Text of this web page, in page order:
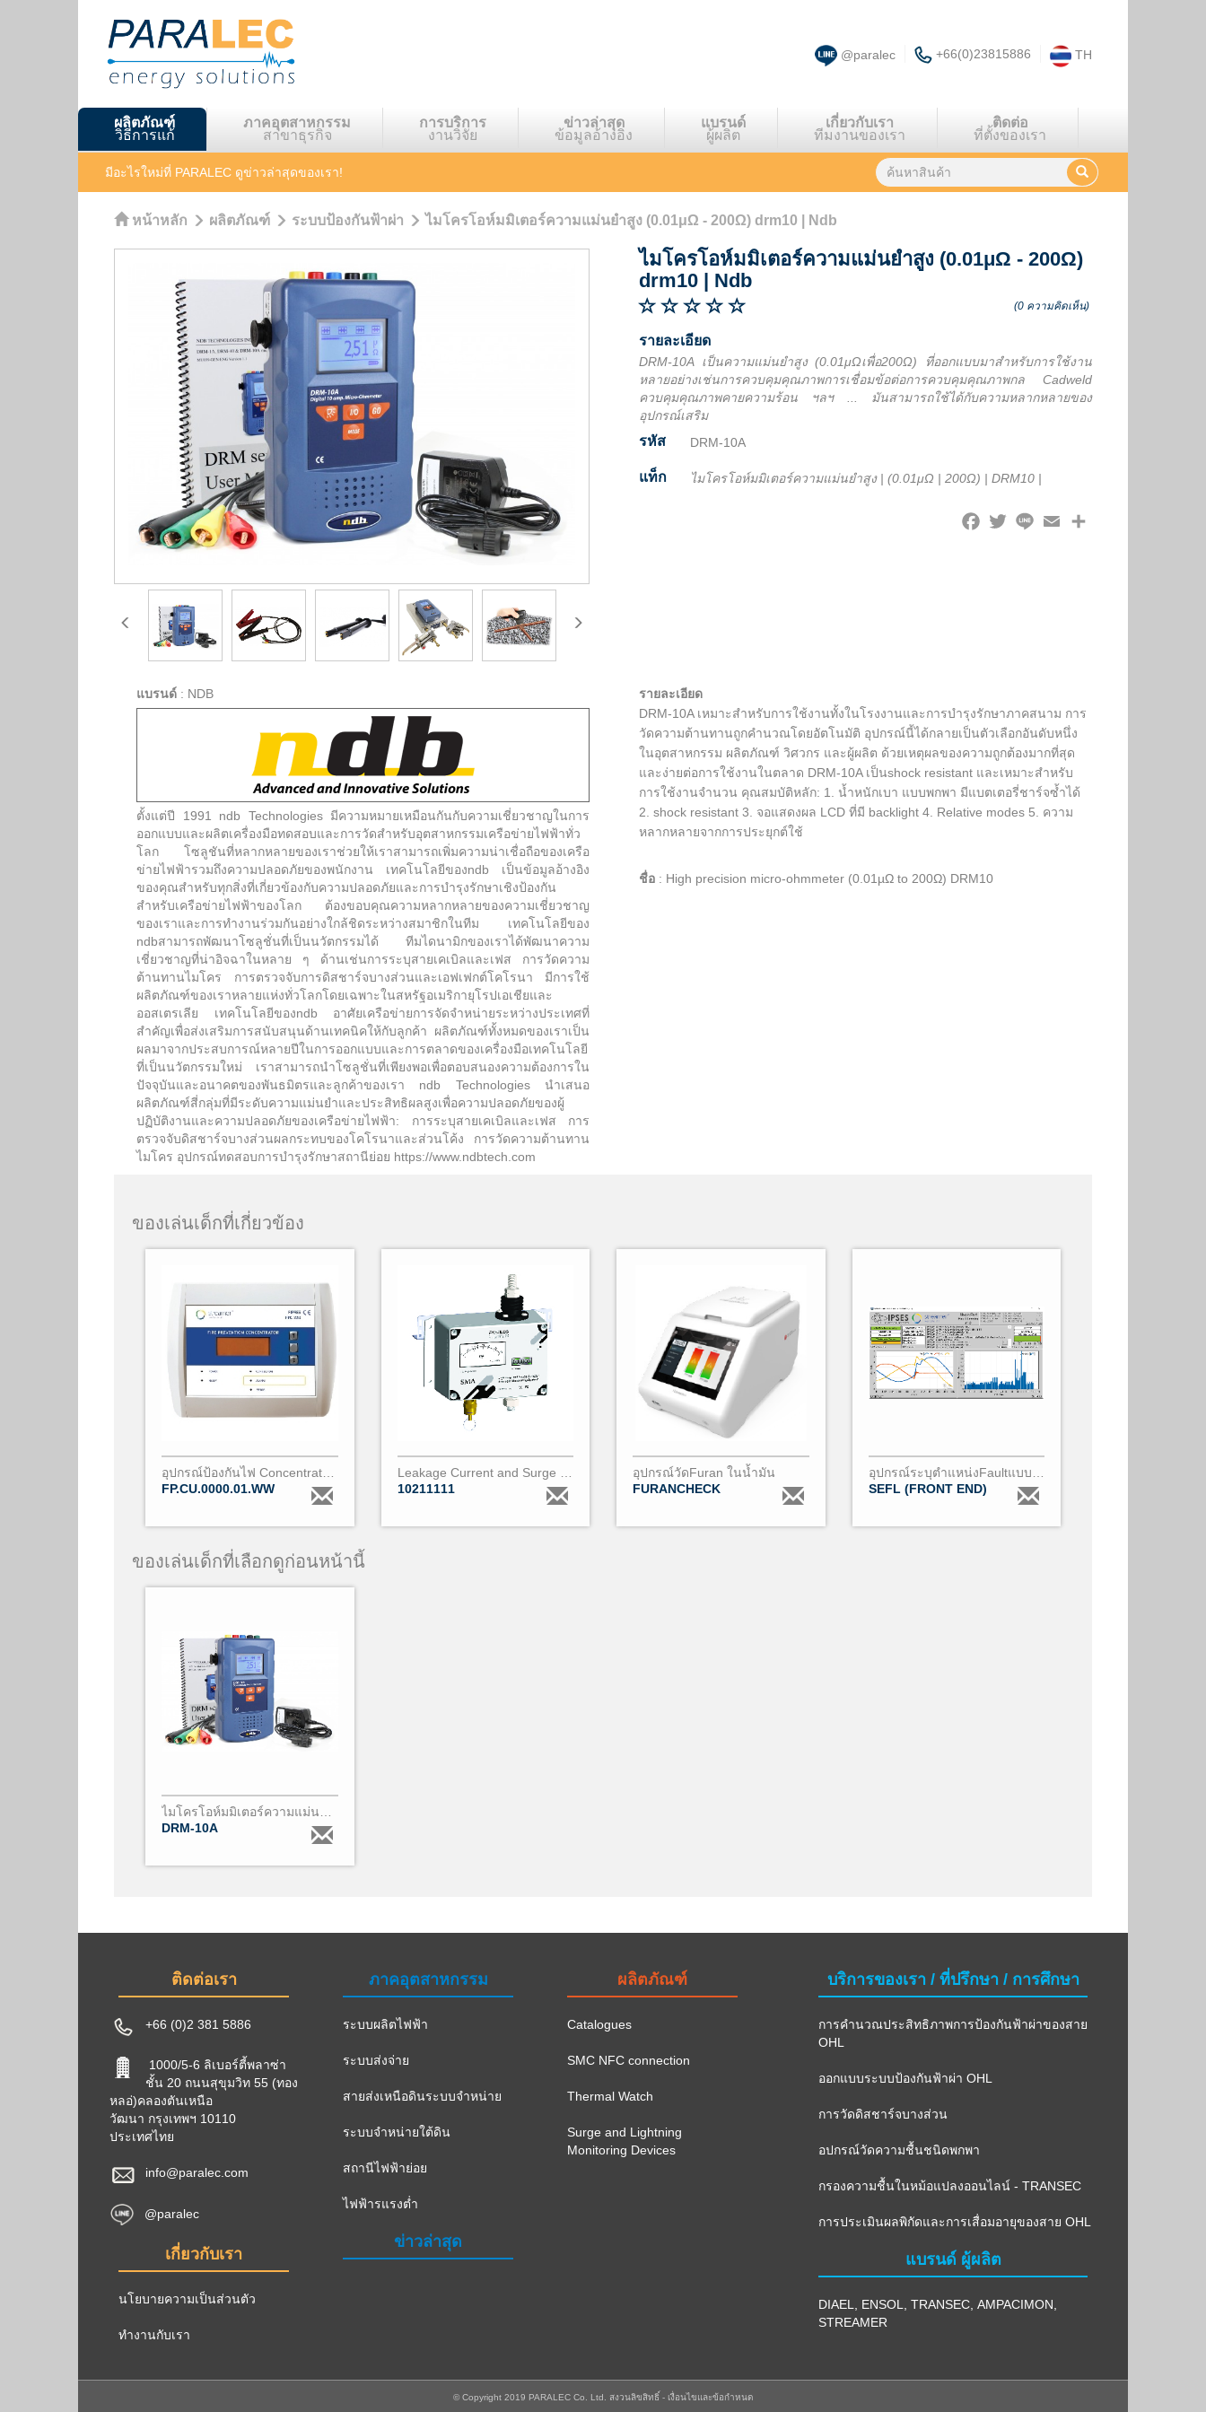
@paralec +66(0)23815886 TH
ผลิตภัณฑ์
วิธีการแก้
ภาคอุตสาหกรรม
สาขาธุรกิจ
การบริการ
งานวิจัย
ข่าวล่าสุด
ข้อมูลอ้างอิง
แบรนด์
ผู้ผลิต
เกี่ยวกับเรา
ทีมงานของเรา
ติดต่อ
ที่ตั้งของเรา
มีอะไรใหม่ที่ PARALEC ดูข่าวล่าสุดของเรา!
หน้าหลัก ผลิตภัณฑ์ ระบบป้องกันฟ้าผ่า ไมโครโอห์มมิเตอร์ความแม่นยำสูง (0.01μΩ - 200Ω) drm10 | Ndb
ไมโครโอห์มมิเตอร์ความแม่นยำสูง (0.01μΩ - 200Ω)
drm10 | Ndb
(0 ความคิดเห็น)
รายละเอียด
DRM-10A เป็นความแม่นยำสูง (0.01μΩเพื่อ200Ω) ที่ออกแบบมาสำหรับการใช้งาน
หลายอย่างเช่นการควบคุมคุณภาพการเชื่อมข้อต่อการควบคุมคุณภาพกล Cadweld
ควบคุมคุณภาพคายความร้อน ฯลฯ ... มันสามารถใช้ได้กับความหลากหลายของ
อุปกรณ์เสริม
รหัส DRM-10A
แท็ก ไมโครโอห์มมิเตอร์ความแม่นยำสูง|(0.01μΩ |200Ω) |DRM10 |
รายละเอียด
DRM-10A เหมาะสำหรับการใช้งานทั้งในโรงงานและการบำรุงรักษาภาคสนาม การ
วัดความต้านทานถูกคำนวณโดยอัตโนมัติ อุปกรณ์นี้ได้กลายเป็นตัวเลือกอันดับหนึ่ง
ในอุตสาหกรรม ผลิตภัณฑ์ วิศวกร และผู้ผลิต ด้วยเหตุผลของความถูกต้องมากที่สุด
และง่ายต่อการใช้งานในตลาด DRM-10A เป็นshock resistant และเหมาะสำหรับ
การใช้งานจำนวน คุณสมบัติหลัก: 1. น้ำหนักเบา แบบพกพา มีแบตเตอรี่ชาร์จซ้ำได้
2. shock resistant 3. จอแสดงผล LCD ที่มี backlight 4. Relative modes 5. ความ
หลากหลายจากการประยุกต์ใช้
ชื่อ : High precision micro-ohmmeter (0.01µΩ to 200Ω) DRM10
แบรนด์ : NDB
ตั้งแต่ปี 1991 ndb Technologies มีความหมายเหมือนกันกับความเชี่ยวชาญในการ
ออกแบบและผลิตเครื่องมือทดสอบและการวัดสำหรับอุตสาหกรรมเครือข่ายไฟฟ้าทั่ว
โลก โซลูชันที่หลากหลายของเราช่วยให้เราสามารถเพิ่มความน่าเชื่อถือของเครือ
ข่ายไฟฟ้ารวมถึงความปลอดภัยของพนักงาน เทคโนโลยีของndb เป็นข้อมูลอ้างอิง
ของคุณสำหรับทุกสิ่งที่เกี่ยวข้องกับความปลอดภัยและการบำรุงรักษาเชิงป้องกัน
สำหรับเครือข่ายไฟฟ้าของโลก ต้องขอบคุณความหลากหลายของความเชี่ยวชาญ
ของเราและการทำงานร่วมกันอย่างใกล้ชิดระหว่างสมาชิกในทีม เทคโนโลยีของ
ndbสามารถพัฒนาโซลูชั่นที่เป็นนวัตกรรมได้ ทีมไดนามิกของเราได้พัฒนาความ
เชี่ยวชาญที่น่าอิจฉาในหลาย ๆ ด้านเช่นการระบุสายเคเบิลและเฟส การวัดความ
ต้านทานไมโคร การตรวจจับการดิสชาร์จบางส่วนและเอฟเฟกต์โคโรนา มีการใช้
ผลิตภัณฑ์ของเราหลายแห่งทั่วโลกโดยเฉพาะในสหรัฐอเมริกายุโรปเอเชียและ
ออสเตรเลีย เทคโนโลยีของndb อาศัยเครือข่ายการจัดจำหน่ายระหว่างประเทศที่
สำคัญเพื่อส่งเสริมการสนับสนุนด้านเทคนิคให้กับลูกค้า ผลิตภัณฑ์ทั้งหมดของเราเป็น
ผลมาจากประสบการณ์หลายปีในการออกแบบและการตลาดของเครื่องมือเทคโนโลยี
ที่เป็นนวัตกรรมใหม่ เราสามารถนำโซลูชั่นที่เพียงพอเพื่อตอบสนองความต้องการใน
ปัจจุบันและอนาคตของพันธมิตรและลูกค้าของเรา ndb Technologies นำเสนอ
ผลิตภัณฑ์สี่กลุ่มที่มีระดับความแม่นยำและประสิทธิผลสูงเพื่อความปลอดภัยของผู้
ปฏิบัติงานและความปลอดภัยของเครือข่ายไฟฟ้า: การระบุสายเคเบิลและเฟส การ
ตรวจจับดิสชาร์จบางส่วนผลกระทบของโคโรนาและส่วนโค้ง การวัดความต้านทาน
ไมโคร อุปกรณ์ทดสอบการบำรุงรักษาสถานีย่อย https://www.ndbtech.com
ของเล่นเด็กที่เกี่ยวข้อง
อุปกรณ์ป้องกันไฟ Concentrator FPC 220
FP.CU.0000.01.WW
Leakage Current and Surge Counter SMA - PARALEC
10211111
อุปกรณ์วัดFuran ในน้ำมัน
FURANCHECK
อุปกรณ์ระบุตำแหน่งFaultแบบSingle End
SEFL (FRONT END)
ของเล่นเด็กที่เลือกดูก่อนหน้านี้
DRM-10A
ติดต่อเรา
+66 (0)2 381 5886
1000/5-6 ลิเบอร์ตี้พลาซ่า
ชั้น 20 ถนนสุขุมวิท 55 (ทอง
หลอ่)คลองตันเหนือ
วัฒนา กรุงเทพฯ 10110
ประเทศไทย
info@paralec.com
@paralec
เกี่ยวกับเรา
นโยบายความเป็นส่วนตัว
ทำงานกับเรา
ภาคอุตสาหกรรม
ระบบผลิตไฟฟ้า
ระบบส่งจ่าย
สายส่งเหนือดินระบบจำหน่าย
ระบบจำหน่ายใต้ดิน
สถานีไฟฟ้าย่อย
ไฟฟ้ารแรงต่ำ
ข่าวล่าสุด
ผลิตภัณฑ์
Catalogues
SMC NFC connection
Thermal Watch
Surge and Lightning
Monitoring Devices
บริการของเรา / ที่ปรึกษา / การศึกษา
การคำนวณประสิทธิภาพการป้องกันฟ้าผ่าของสาย
OHL
ออกแบบระบบป้องกันฟ้าผ่า OHL
การวัดดิสชาร์จบางส่วน
อปกรณ์วัดความชื้นชนิดพกพา
กรองความชื้นในหม้อแปลงออนไลน์ - TRANSEC
การประเมินผลพิกัดและการเสื่อมอายุของสาย OHL
แบรนด์ ผู้ผลิต
DIAEL ENSOL TRANSEC AMPACIMON
STREAMER
© Copyright 2019 PARALEC Co. Ltd. สงวนลิขสิทธิ์ - เงื่อนไขและข้อกำหนด